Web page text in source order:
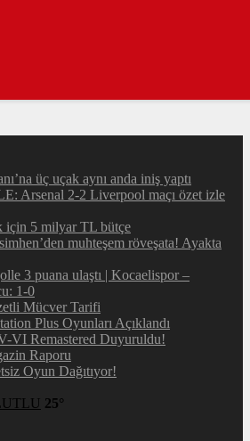
üç uçak aynı anda iniş yaptı
Arsenal 2-2 Liverpool maçı özet izle
için 5 milyar TL bütçe
muhteşem röveşata! Ayakta
3 puana ulaştı | Kocaelispor –
1-0
Mücver Tarifi
Plus Oyunları Açıklandı
VI Remastered Duyuruldu!
Raporu
Oyun Dağıtıyor!
25°